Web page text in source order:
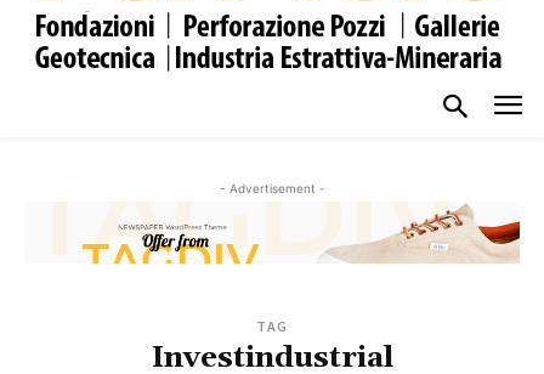
- Advertisement -
TAG
Investindustrial